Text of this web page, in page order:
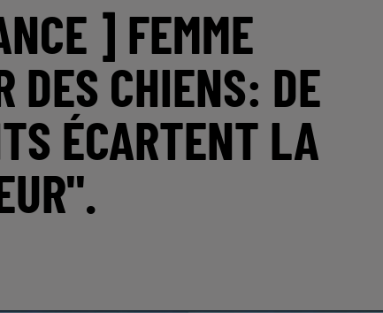
] FEMME
DES CHIENS: DE
ÉCARTENT LA